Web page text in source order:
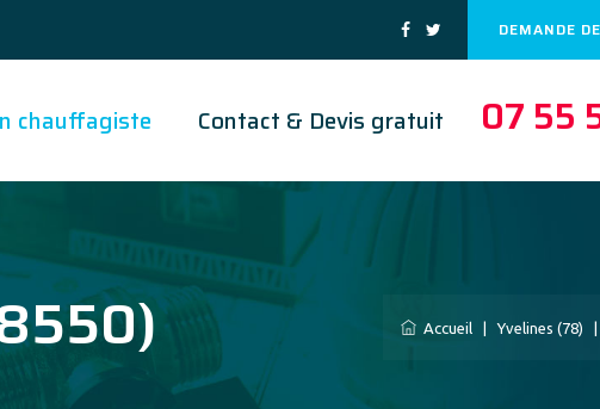
DEMANDE
chauffagiste Contact & Devis gratuit 07 55
Accueil Yvelines (78)